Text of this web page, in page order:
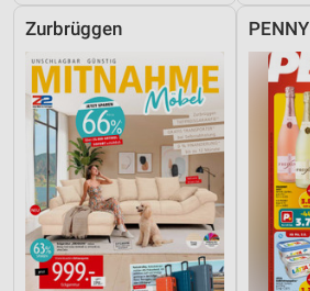
Zurbrüggen PENNY